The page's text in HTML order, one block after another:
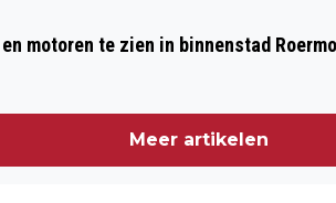
motoren te zien in binnenstad
Meer artikelen